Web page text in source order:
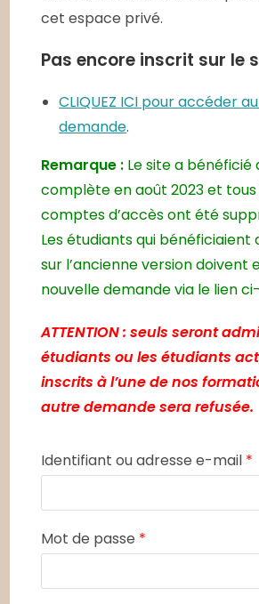
cet espace privé.
Pas encore inscrit sur le
CLIQUEZ ICI pour accéder
demande.
Remarque : Le site a bénéficié
complète en août 2023 et
comptes d’accès ont été
Les étudiants qui bénéficiaient
sur l’ancienne version doivent
nouvelle demande via le lien
ATTENTION : seuls seront
étudiants ou les étudiants
inscrits à l’une de nos
autre demande sera refusée.
Identifiant ou adresse e-mail *
Mot de passe *